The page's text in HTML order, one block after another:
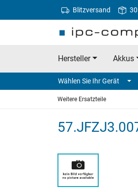
Blitzversand
Hersteller Akkus
Wählen Sie Ihr Gerät
Weitere Ersatzteile